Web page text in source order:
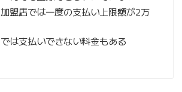
盟店では一度の支払い上限額が2万
は支払いできない料金もある